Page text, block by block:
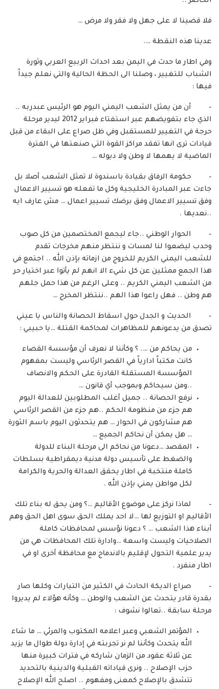
فلا قضينا لا على جهل ولا فقر ولا مرض …
عدينا هذه النقطة ….
وفي اطار ما حدث في اليمن بعد احداث الربيع العربي وثورة
الشباب للتغيير ، وصلنا الى الحظة الحالية والتي نعلم جيداً
فيها :
– أن من يمثل الشعب اليمني اليوم هو الرئيس عبدربه ..
الذي جاء بتفويضهم عبر استفتاء فبراير 2012 ليدير مرحلة
حرجة في التغيير للمستقبل وفي ظل صراع على البقاء من قبل
قيادات ترى انها تفقد مراكز القوة التي صنعتها في الفترة
الماضية لا يهمها لا وطن ولا ديوله …
– حكومة الرفاق بقيادة باسندوة لا تمثل الشعب أصلا بل
جاءت عبر المبادرة الخليجية وكل ما تفعله هو تسيير الاعمال
وفق تسيير الاعمال وفق برضك تسيير اعمال … مش عارف ايه
..نعديها .
– الحوار الوطني ..جاء ليجمع المختصمين من كل صوب
وحدب ليضعوا لنا لمسات و ننتظر منهم مخرجات تقدم
للشعب اليمني الكريم للخروج من ازماته بإذن الله .. اجتمع في
هذا الجمع ممثلين عن كل شيء الا انهم لم يأتوا عبر اختيار حر
من الشعب اليمني الكريم .. وعلى الرغم من هذا حمل جلهم
هم وطن .. فهل راعوا هذا الهم ..ننتظر المخرج …
– الحديث و الجدل حول اسقاط الحصانة والناس يا عيني
تصدق من يدعونهم للمظاهرات لمحاكمة القتلة …يا حبيبي :
من يحاكم من …. ؟ وكأننا لا نعرف أن مؤسسة القضاء
كانت مكتباً ادارياً في القصر الرئاسي وليست بمفهوم
المؤسسة المستقلة القادرة على الحكم والانصاف
..ومن سيحاكم وبموجب أي قانون …
نرفع الحصانة .. جميل أغلب المطلوبين للعدالة اليوم
هم جزء من منظومة الحكم ..هم جزء من القصر الرئاسي
هم مشاركون في الحوار … هم يتحدثون اليوم باسم الثورة
… هل يمكن أن نحاكم الجميع …
المقصد …دعونا من نحاكم الى مرحلة البناء للدولة
والضغط على تأسيس دولة مدنية ديمقراطية بسلطات
كاملة منتخبة في اطار يحقق العدالة والحرية والكرامة
لكل مواطن يمني بإذن الله .
– لماذا نركز على موضوع الأقاليم …؟ ومن يحق له بناء تلك
الأقاليم او التوزيع لها …لا احد يملك الحق سوى اهل الحق وهم
أبناء هذا الشعب … ؟ دعونا نؤسس لمحافظات كاملة
الصلاحيات وليست واسعة …وادارة تلك المحافظات هي من
يدير علمية التحول لإقليم بالاندماج مع محافظة أخرى او في
اطار منفرد .
– صراع الديكة الحادث في الكثير من التيارات وكلها صار
بقدرة قادر يتحدث عن الشعب والوطن … وكأنه هؤلاء لم يديروا
مرحلة سابقة ..تعالوا نشوف :
المؤتمر الشعبي وعبر اعلامه المكتوب والمرئي … ما شاء
الله يتحدث وكأننا لم نر تجربته في إدارة دولة طوال ما يزيد
عن ثلاثة عقود من الزمان شاركه في فترات كبيرة منها
حزب الإصلاح .. ونرى قياداته القبلية والدينية بالتحديد
تتشدق بالإصلاح كمعنى ومفهوم .. اصلح الله الإصلاح